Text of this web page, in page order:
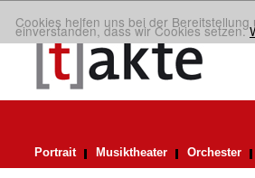
Cookies helfen uns bei der
einverstanden, dass wir Cookies setzen.
Portrait Musiktheater Orchester